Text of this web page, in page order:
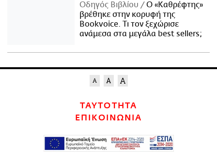
Οδηγός Βιβλίου
Ο «Καθρέφτης»
βρέθηκε στην κορυφή της
Bookvoice. Τι τον ξεχώρισε
ανάμεσα στα μεγάλα best sellers;
ΤΑΥΤΟΤΗΤΑ
ΕΠΙΚΟΙΝΩΝΙΑ